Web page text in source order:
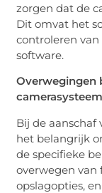
zorgen dat de
Dit omvat het
controleren
software.
Overwegingen
camerasysteem
Bij de aanschaf
het belangrijk
de specifieke
overwegen van
opslagopties,